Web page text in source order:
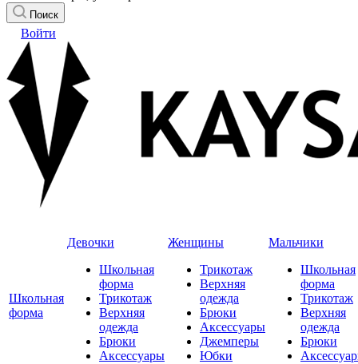
Поиск
Войти
Школьная
форма
Девочки
Школьная
форма
Трикотаж
Верхняя
одежда
Брюки
Аксессуары
Женщины
Трикотаж
Верхняя
одежда
Брюки
Аксессуары
Джемперы
Юбки
Мальчики
Школьная
форма
Трикотаж
Верхняя
одежда
Брюки